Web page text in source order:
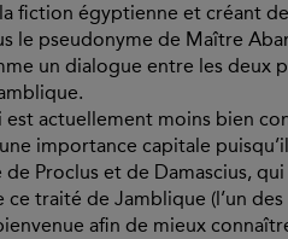
fiction égyptienne et créant
le pseudonyme de Maître
un dialogue entre les deux
actuellement moins bien
importance capitale
Proclus et de Damascius,
traité de Jamblique (l’un
afin de mieux